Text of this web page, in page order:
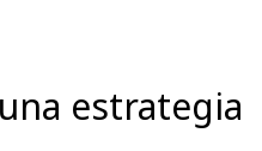
estrategia